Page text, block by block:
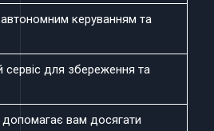
керуванням та
сервіс для збереження та
вам досягати